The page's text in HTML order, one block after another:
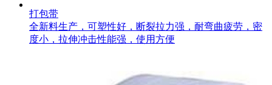
打包带
全新料生产，可塑性好，断裂拉力强，耐弯曲疲劳，密
度小，拉伸冲击性能强，使用方便